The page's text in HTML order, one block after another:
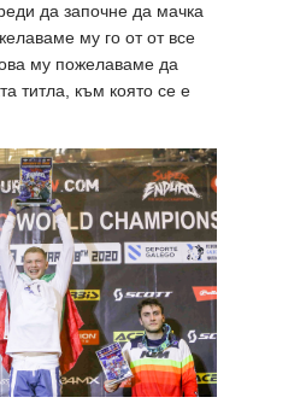
да започне да мачка
му го от от все
му пожелаваме да
титла, към която се е